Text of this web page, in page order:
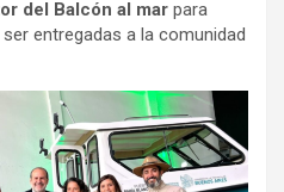
del Balcón al mar para
entregadas a la comunidad